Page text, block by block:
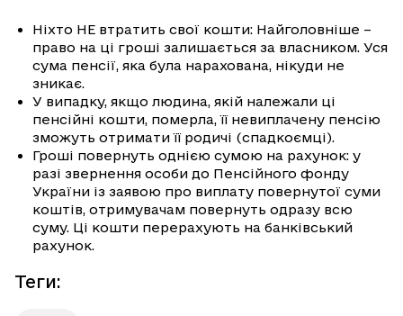
Ніхто НЕ втратить свої кошти: Найголовніше –
право на ці гроші залишається за власником. Уся
сума пенсії, яка була нарахована, нікуди не
зникає.
У випадку, якщо людина, якій належали ці
пенсійні кошти, померла, її невиплачену пенсію
зможуть отримати її родичі (спадкоємці).
Гроші повернуть однією сумою на рахунок: у
разі звернення особи до Пенсійного фонду
України із заявою про виплату повернутої суми
коштів, отримувачам повернуть одразу всю
суму. Ці кошти перерахують на банківський
рахунок.
Теги: